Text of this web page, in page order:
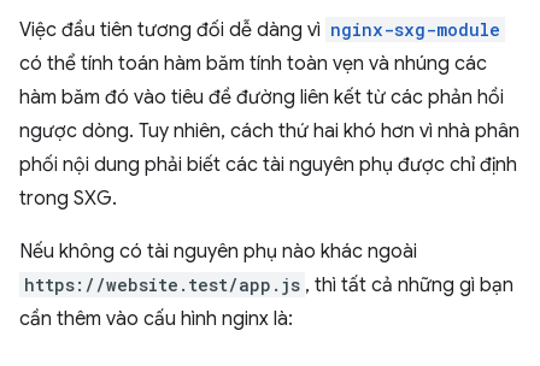
Việc đầu tiên tương đối dễ dàng vì nginx-sxg-module
có thể tính toán hàm băm tính toàn vẹn và nhúng các
hàm băm đó vào tiêu đề đường liên kết từ các phản hồi
ngược dòng. Tuy nhiên, cách thứ hai khó hơn vì nhà phân
phối nội dung phải biết các tài nguyên phụ được chỉ định
trong SXG.
Nếu không có tài nguyên phụ nào khác ngoài
https://website.test/app.js , thì tất cả những gì bạn
cần thêm vào cấu hình nginx là: